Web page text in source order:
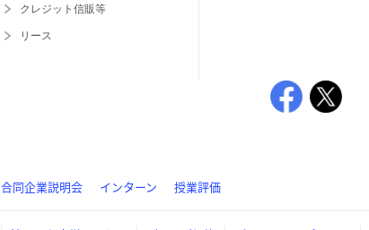
クレジット信販等
リース
合同企業説明会 インターン 授業評価